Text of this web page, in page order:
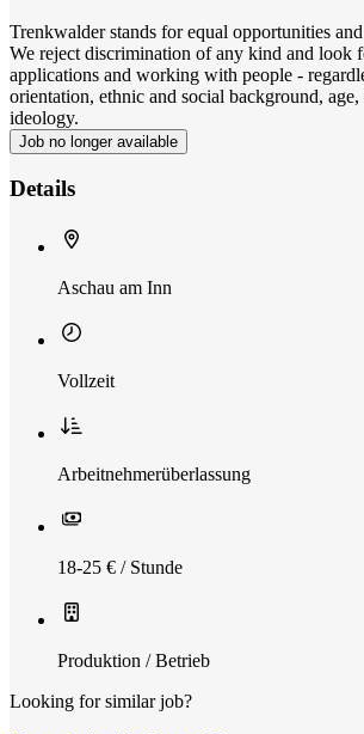
Trenkwalder stands for equal opportunities
We reject discrimination of any kind and look
applications and working with people -
orientation, ethnic and social background,
ideology.
Job no longer available
Details
Aschau am Inn
Vollzeit
Arbeitnehmerüberlassung
18-25 € / Stunde
Produktion / Betrieb
Looking for similar job?